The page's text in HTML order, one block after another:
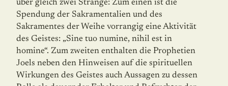
über gleich zwei Stränge: Zum einen ist die
Spendung der Sakramentalien und des
Sakramentes der Weihe vorrangig eine Aktivität
des Geistes: „Sine tuo numine, nihil est in
homine“. Zum zweiten enthalten die Prophetien
Joels neben den Hinweisen auf die spirituellen
Wirkungen des Geistes auch Aussagen zu dessen